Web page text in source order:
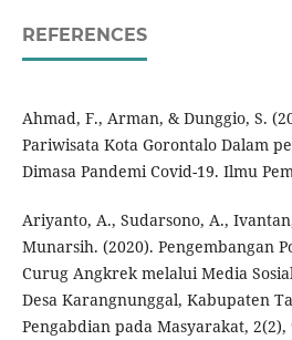
REFERENCES
Ahmad, F., Arman, & Dunggio, S.
Pariwisata Kota Gorontalo Dalam
Dimasa Pandemi Covid-19. Ilmu
Ariyanto, A., Sudarsono, A.,
Munarsih. (2020). Pengembangan
Curug Angkrek melalui Media
Desa Karangnunggal, Kabupaten
Pengabdian pada Masyarakat, 2(2),